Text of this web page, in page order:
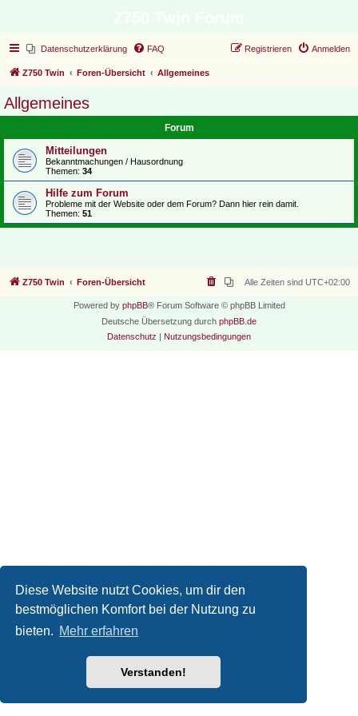
Diese Website nutzt Cookies, um dir den
bestmöglichen Komfort bei der Nutzung zu
bieten. Mehr erfahren
Verstanden!
Datenschutzerklärung FAQ Anmelden
Registrieren
Z750 Twin Foren-Übersicht Allgemeines
Allgemeines
Forum
Mitteilungen
Bekanntmachungen / Hausordnung
Themen: 34
Hilfe zum Forum
Probleme mit der Website oder dem Forum? Dann hier rein damit.
Themen: 51
Z750 Twin Foren-Übersicht Alle Zeiten sind UTC+02:00
Powered by phpBB® Forum Software © phpBB Limited
Deutsche Übersetzung durch phpBB.de
Datenschutz | Nutzungsbedingungen